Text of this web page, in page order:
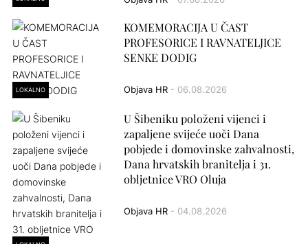
LOKALNO
KOMEMORACIJA U ČAST
PROFESORICE I RAVNATELJICE
SENKE DODIG
Objava HR - 06.08.2026
U Šibeniku položeni vijenci i
zapaljene svijeće uoči Dana
pobjede i domovinske zahvalnosti,
Dana hrvatskih branitelja i 31.
obljetnice VRO Oluja
Objava HR - 04.08.2026